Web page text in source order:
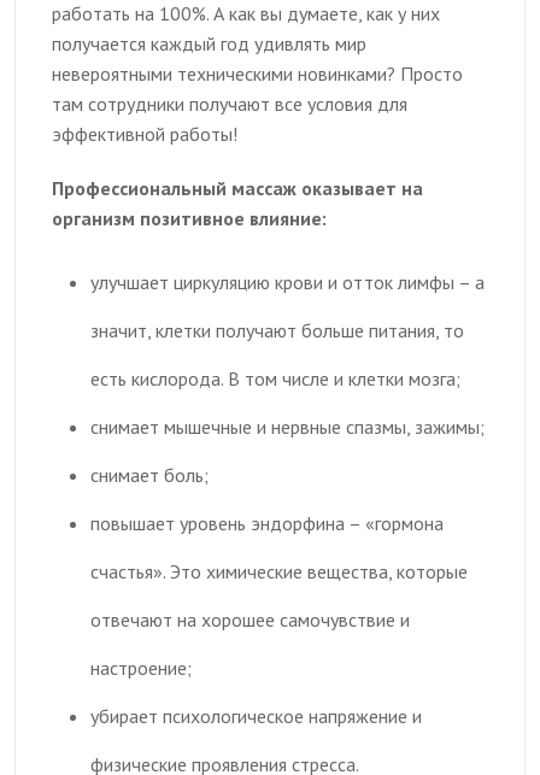
работать на 100%. А как вы думаете, как у них
получается каждый год удивлять мир
невероятными техническими новинками? Просто
там сотрудники получают все условия для
эффективной работы!
Профессиональный массаж оказывает на
организм позитивное влияние:
улучшает циркуляцию крови и отток лимфы – а
значит, клетки получают больше питания, то
есть кислорода. В том числе и клетки мозга;
снимает мышечные и нервные спазмы, зажимы;
снимает боль;
повышает уровень эндорфина – «гормона
счастья». Это химические вещества, которые
отвечают на хорошее самочувствие и
настроение;
убирает психологическое напряжение и
физические проявления стресса.